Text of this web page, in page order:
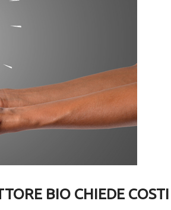
BIO CHIEDE